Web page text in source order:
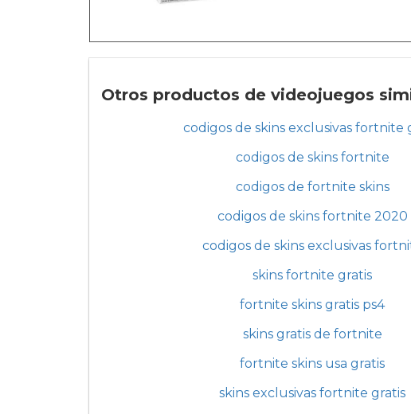
Otros productos de videojuegos
codigos de skins exclusivas fortnite
codigos de skins fortnite
codigos de fortnite skins
codigos de skins fortnite 2020
codigos de skins exclusivas
skins fortnite gratis
fortnite skins gratis ps4
skins gratis de fortnite
fortnite skins usa gratis
skins exclusivas fortnite gratis